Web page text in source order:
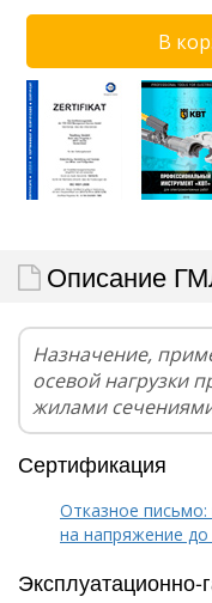
Описание
Назначение,
осевой нагрузки
жилами
Сертификация
Отказное письмо:
на напряжение до
Эксплуатационно-